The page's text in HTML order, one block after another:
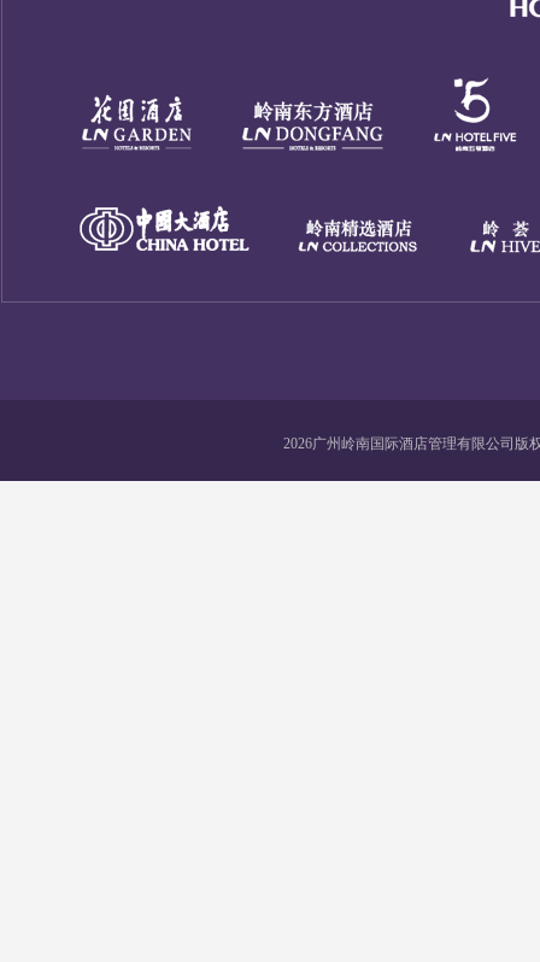
2026广州岭南国际酒店管理有限公司版